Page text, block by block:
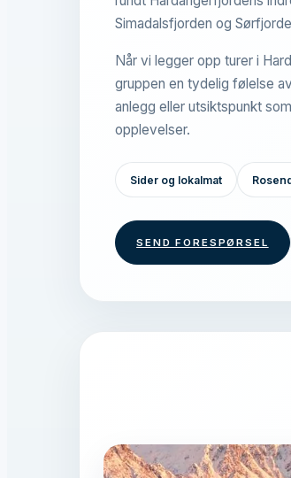
Simadalsfjorden og
Når vi legger opp turer i
gruppen en tydelig følelse
anlegg eller utsiktspunkt
opplevelser.
Sider og lokalmat
SEND FORESPØRSEL